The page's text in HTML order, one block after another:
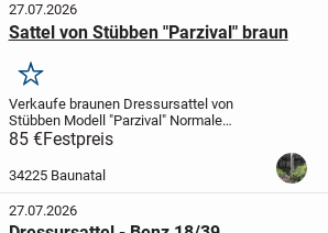
27.07.2026
Sattel von Stübben "Parzival" braun
Merken
Verkaufe braunen Dressursattel von
Stübben Modell "Parzival" Normale
Sitzfläche, Kammer 30,5
Sattelblätter wurden vom Sattler
teilerneuert
85 €Festpreis
34225 Baunatal
27.07.2026